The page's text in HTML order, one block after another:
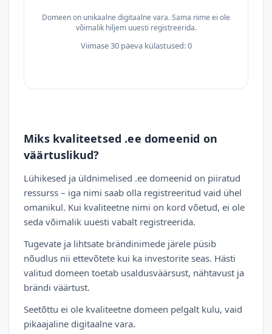
Domeen on unikaalne digitaalne vara. Sama nime ei ole
võimalik hiljem uuesti registreerida.
Viimase 30 päeva külastused: 0
Miks kvaliteetsed .ee domeenid on
väärtuslikud?
Lühikesed ja üldnimelised .ee domeenid on piiratud
ressurss – iga nimi saab olla registreeritud vaid ühel
omanikul. Kui kvaliteetne nimi on kord võetud, ei ole
seda võimalik uuesti vabalt registreerida.
Tugevate ja lihtsate brändinimede järele püsib
nõudlus nii ettevõtete kui ka investorite seas. Hästi
valitud domeen toetab usaldusväärsust, nähtavust ja
brändi väärtust.
Seetõttu ei ole kvaliteetne domeen pelgalt kulu, vaid
pikaajaline digitaalne vara.